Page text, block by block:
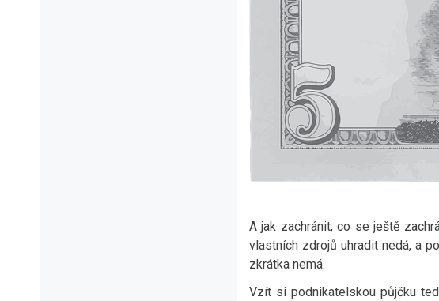
A jak zachránit, co se ještě
vlastních zdrojů uhradit nedá, a
zkrátka nemá.
Vzít si podnikatelskou půjčku